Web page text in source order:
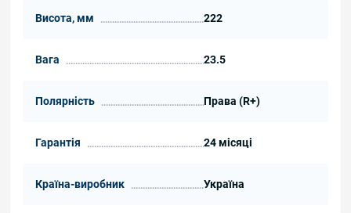
Висота, мм 222
Вага 23.5
Полярність Права (R+)
Гарантія 24 місяці
Країна-виробник Україна